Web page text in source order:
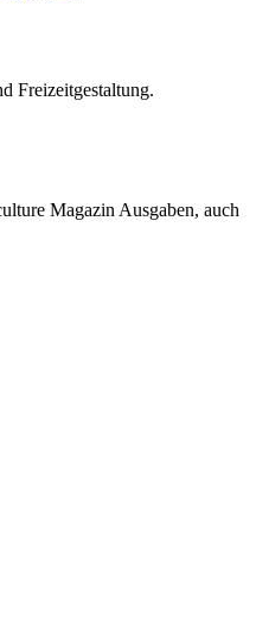
Freizeitgestaltung.
Magazin Ausgaben, auch